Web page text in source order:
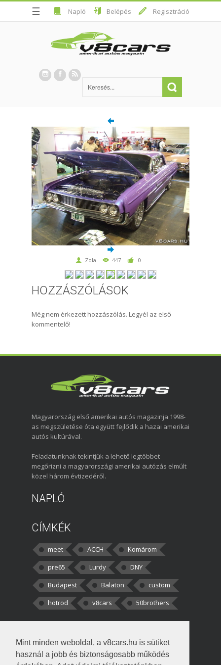
Mint minden weboldal, a v8cars.hu is sütiket
használ a jobb és biztonságosabb működés
☰ Napló Belépés Regisztráció
Zola 447 0
HOZZÁSZÓLÁSOK
Még nem érkezett hozzászólás. Legyél az első
kommentelő!
Magyarország első amerikai autós magazinja 1998-
as megszületése óta együtt fejlődik a hazai amerikai
autós kultúrával.
Feladatunknak tekintjük a lehető legtöbbet
megőrizni a magyarországi amerikai autózás elmúlt
közel három évtizedéről.
NAPLÓ
CÍMKÉK
meet ACCH
Komárom
pre65
Lurdy
DNY
Budapest
Balaton
custom
hotrod
v8cars 50brothers
kortisz:Elszúrtam! Én csak két
darabbaal számoltam. Nem tudtam, hogy fél autót,